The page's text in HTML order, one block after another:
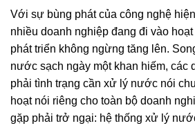
Với sự bùng phát của công nghệ
nhiều doanh nghiệp đang đi vào
phát triển không ngừng tăng lên.
nước sạch ngày một khan hiếm, các
phải tình trạng cần xử lý nước nói
hoạt nói riêng cho toàn bộ doanh
gặp phải trở ngại: hệ thống xử lý